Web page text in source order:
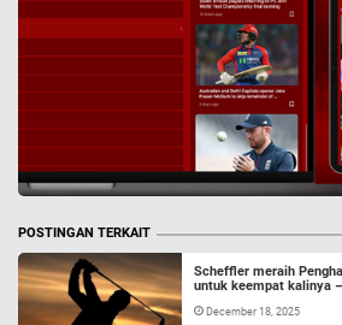
POSTINGAN TERKAIT
Scheffler meraih
untuk keempat kalinya
December 18, 2025